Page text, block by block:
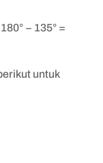
− 135° =
untuk